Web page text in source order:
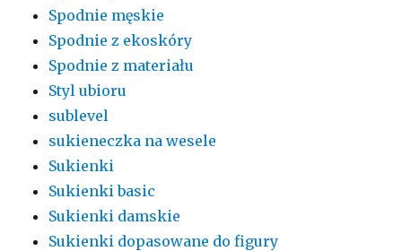
Spodnie męskie
Spodnie z ekoskóry
Spodnie z materiału
Styl ubioru
sublevel
sukieneczka na wesele
Sukienki
Sukienki basic
Sukienki damskie
Sukienki dopasowane do figury